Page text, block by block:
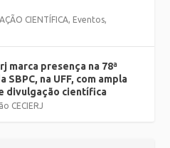
CIENTÍFICA, Eventos,
marca presença na 78ª
SBPC, na UFF, com ampla
divulgação científica
CECIERJ